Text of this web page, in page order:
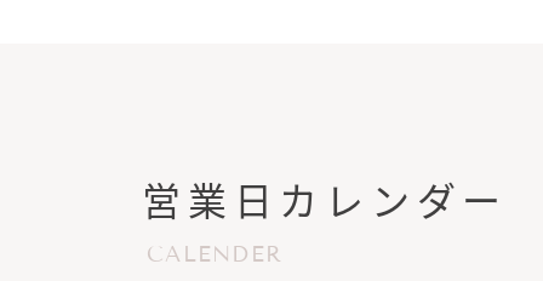
営業日カレンダー
CALENDER